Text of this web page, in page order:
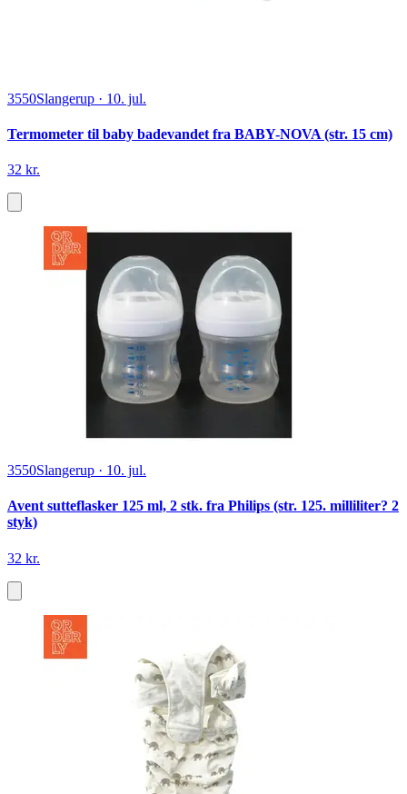
3550Slangerup · 10. jul.
Termometer til baby badevandet fra BABY-NOVA (str. 15 cm)
32 kr.
3550Slangerup · 10. jul.
Avent sutteflasker 125 ml, 2 stk. fra Philips (str. 125. milliliter? 2
styk)
32 kr.